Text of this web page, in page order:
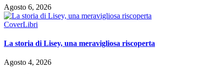
Agosto 6, 2026
CoverLibri
La storia di Lisey, una meravigliosa riscoperta
Agosto 4, 2026